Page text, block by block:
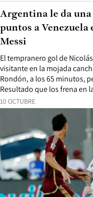
10 OCTUBRE
El tempranero gol de
visitante en la mojada
Rondón, a los 65 minutos,
Resultado que los frena en
Argentina le da una
puntos a Venezuela
Messi